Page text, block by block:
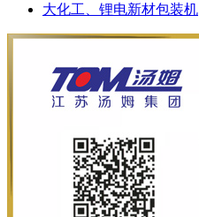
大化工、锂电新材包装机